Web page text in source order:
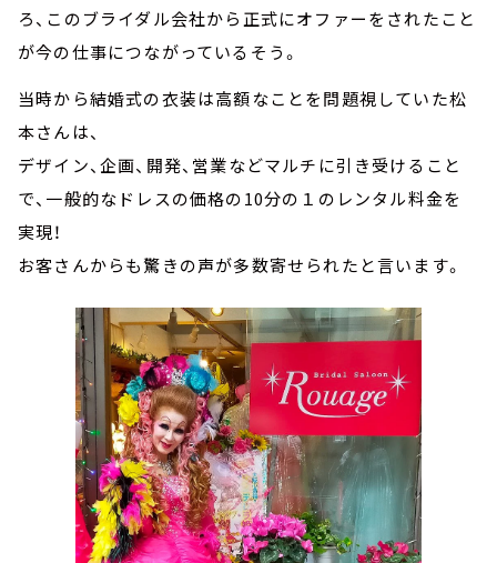
ろ、このブライダル会社から正式にオファーをされたこと
が今の仕事につながっているそう。
当時から結婚式の衣装は高額なことを問題視していた松
本さんは、
デザイン、企画、開発、営業などマルチに引き受けること
で、一般的なドレスの価格の10分の１のレンタル料金を
実現！
お客さんからも驚きの声が多数寄せられたと言います。